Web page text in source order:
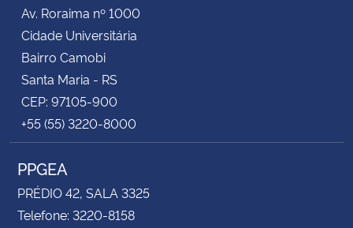
Av. Roraima nº 1000
Cidade Universitária
Bairro Camobi
Santa Maria - RS
CEP: 97105-900
+55 (55) 3220-8000
PPGEA
PRÉDIO 42, SALA 3325
Telefone: 3220-8158